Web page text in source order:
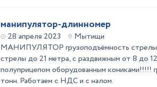
манипулятор-длинномер
28 апреля 2023
Мытищи
МАНИПУЛЯТОР грузоподъёмность стрелы
стрелы до 21 метра, с раздвижным от 8 до
полуприцепом оборудованным кониками!!!!!
тонн. Работаем с НДС и с налом.